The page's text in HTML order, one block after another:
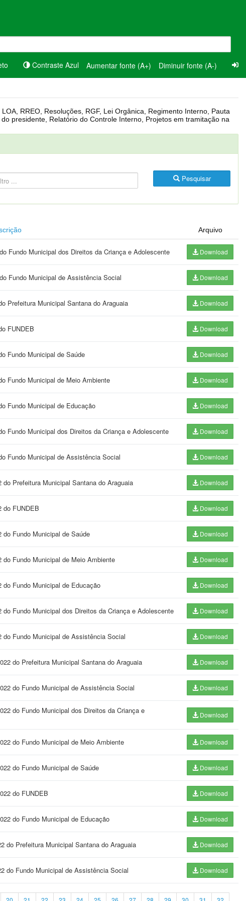
Contraste Azul Aumentar fonte (A+) Diminuir fonte (A-)
Pesquisar
Arquivo
Fundo Municipal dos Direitos da Criança e Adolescente Download
Fundo Municipal de Assistência Social Download
Prefeitura Municipal Santana do Araguaia Download
FUNDEB Download
Fundo Municipal de Saúde Download
Fundo Municipal de Meio Ambiente Download
Fundo Municipal de Educação Download
Fundo Municipal dos Direitos da Criança e Adolescente Download
Fundo Municipal de Assistência Social Download
Prefeitura Municipal Santana do Araguaia Download
do FUNDEB Download
Fundo Municipal de Saúde Download
Fundo Municipal de Meio Ambiente Download
Fundo Municipal de Educação Download
Fundo Municipal dos Direitos da Criança e Adolescente Download
Fundo Municipal de Assistência Social Download
do Prefeitura Municipal Santana do Araguaia Download
do Fundo Municipal de Assistência Social Download
do Fundo Municipal dos Direitos da Criança e
Download
do Fundo Municipal de Meio Ambiente Download
do Fundo Municipal de Saúde Download
do FUNDEB Download
do Fundo Municipal de Educação Download
do Prefeitura Municipal Santana do Araguaia Download
do Fundo Municipal de Assistência Social Download